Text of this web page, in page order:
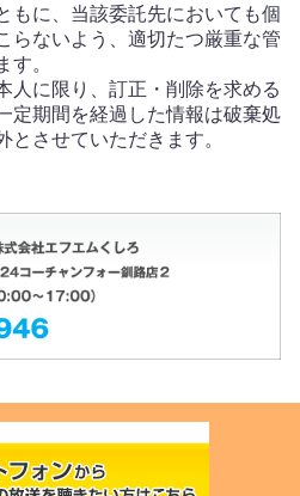
もに、当該委託先においても個
らないよう、適切たつ厳重な管
す。
に限り、訂正・削除を求める
定期間を経過した情報は破棄処
させていただきます。